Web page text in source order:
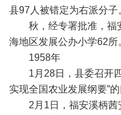
县97人被错定为右派分子
秋，经专署批准，福
海地区发展公办小学62所
1958年
1月28日，县委召开四
实现全国农业发展纲要”的
2月1日，福安溪柄茜